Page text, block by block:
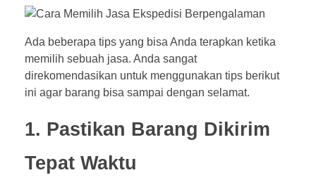
Ada beberapa tips yang bisa Anda terapkan ketika
memilih sebuah jasa. Anda sangat
direkomendasikan untuk menggunakan tips berikut
ini agar barang bisa sampai dengan selamat.
1. Pastikan Barang Dikirim
Tepat Waktu